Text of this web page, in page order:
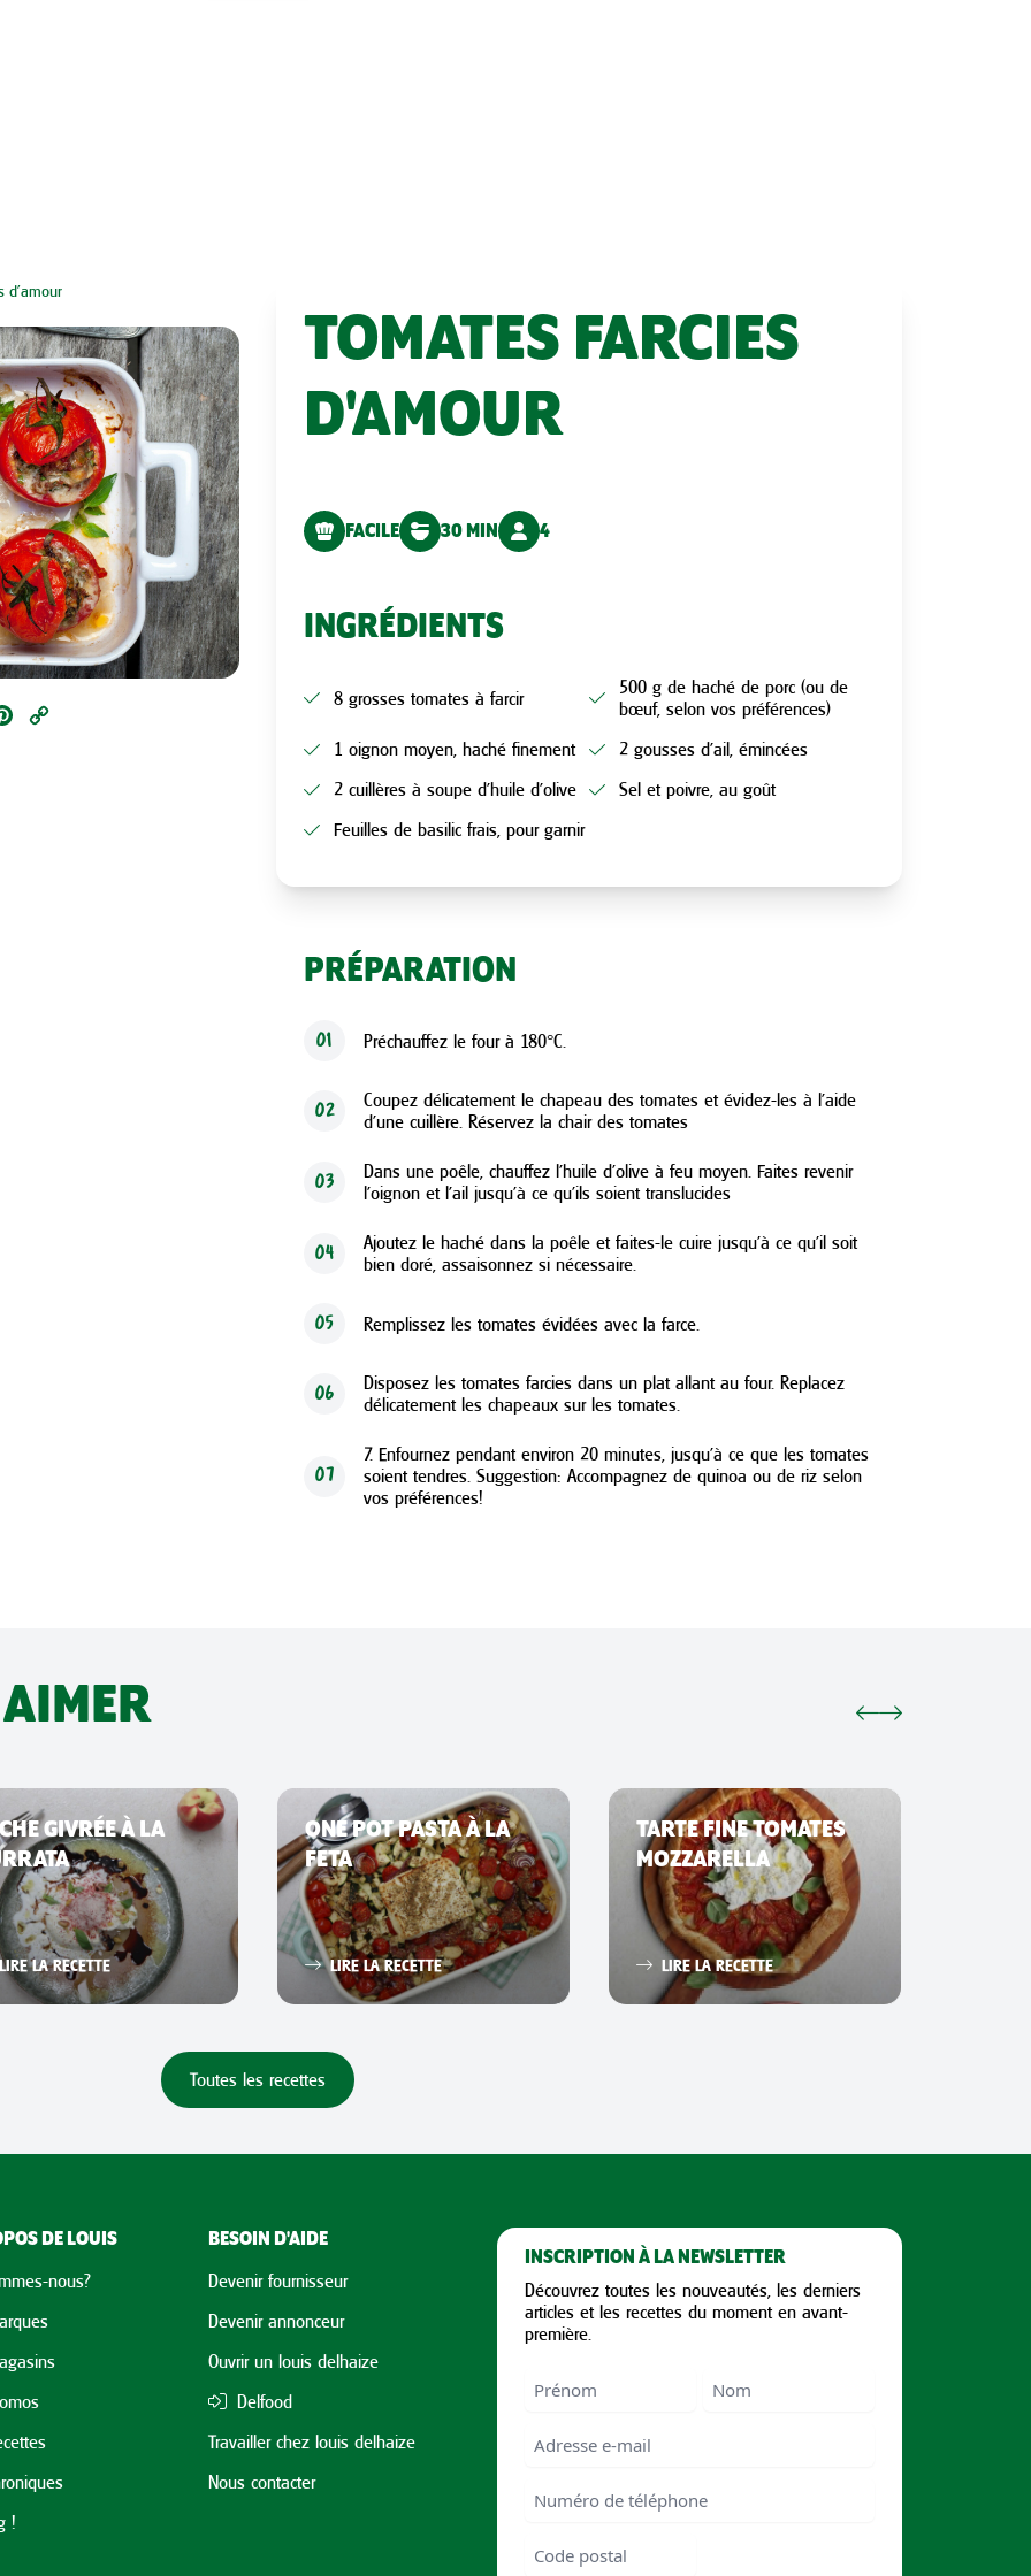
d'amour
Pinterest
TOMATES FARCIES
D'AMOUR
FACILE 30 MIN 4
INGRÉDIENTS
8 grosses tomates à farcir
500 g de haché de porc (ou de
bœuf, selon vos préférences)
1 oignon moyen, haché finement
2 gousses d’ail, émincées
2 cuillères à soupe d’huile d’olive
Sel et poivre, au goût
Feuilles de basilic frais, pour garnir
PRÉPARATION
01 Préchauffez le four à 180°C.
02
Coupez délicatement le chapeau des tomates et évidez-les à l'aide
d'une cuillère. Réservez la chair des tomates
03
Dans une poêle, chauffez l'huile d'olive à feu moyen. Faites revenir
l'oignon et l'ail jusqu'à ce qu'ils soient translucides
04
Ajoutez le haché dans la poêle et faites-le cuire jusqu'à ce qu'il soit
bien doré, assaisonnez si nécessaire.
05 Remplissez les tomates évidées avec la farce.
06
Disposez les tomates farcies dans un plat allant au four. Replacez
délicatement les chapeaux sur les tomates.
07
7. Enfournez pendant environ 20 minutes, jusqu'à ce que les tomates
soient tendres. Suggestion: Accompagnez de quinoa ou de riz selon
vos préférences!
GIVRÉE À LA
LIRE LA RECETTE
ONE POT PASTA À LA
FETA
LIRE LA RECETTE
TARTE FINE TOMATES
MOZZARELLA
LIRE LA RECETTE
Toutes les recettes
DE LOUIS
nous?
!
BESOIN D'AIDE
Devenir fournisseur
Devenir annonceur
Ouvrir un louis delhaize
Delfood
Travailler chez louis delhaize
Nous contacter
INSCRIPTION À LA NEWSLETTER
Découvrez toutes les nouveautés, les derniers
articles et les recettes du moment en avant-
première.
Nom
Email
Numéro
téléphone
Code